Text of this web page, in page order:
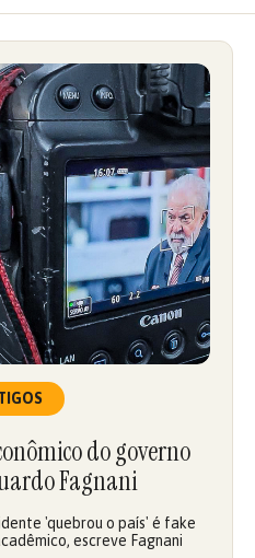
do governo
Fagnani
'quebrou o país' é fake
escreve Fagnani